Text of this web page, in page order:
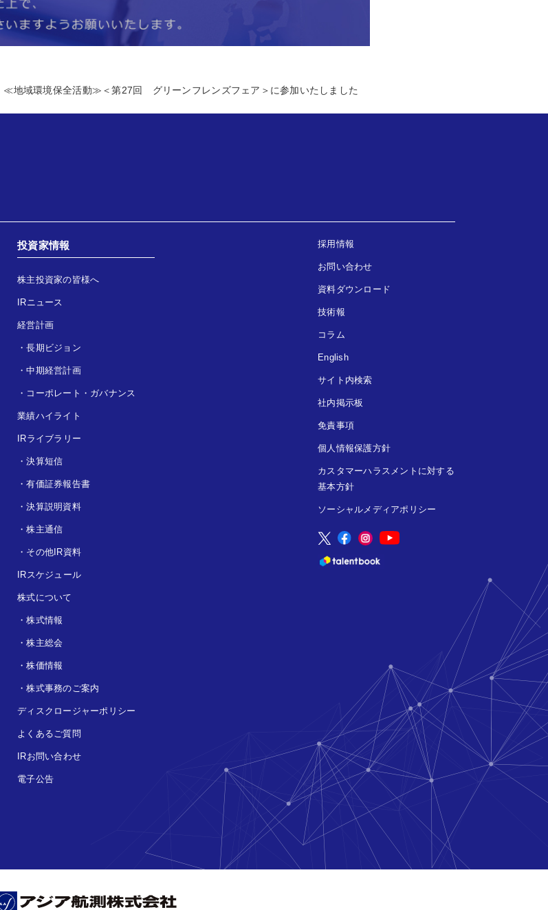
≪地域環境保全活動≫＜第27回 グリーンフレンズフェア＞に参加いたしました
投資家情報
株主投資家の皆様へ
IRニュース
経営計画
・長期ビジョン
・中期経営計画
・ コーポレート・ガバナンス
業績ハイライト
IRライブラリー
・決算短信
・有価証券報告書
・決算説明資料
・株主通信
・ その他IR資料
IRスケジュール
株式について
・株式情報
・株主総会
・株価情報
・株式事務のご案内
ディスクロージャーポリシー
よくあるご質問
IRお問い合わせ
電子公告
採用情報
お問い合わせ
資料ダウンロード
技術報
コラム
English
サイト内検索
社内掲示板
免責事項
個人情報保護方針
カスタマーハラスメントに対する
基本方針
ソーシャルメディアポリシー